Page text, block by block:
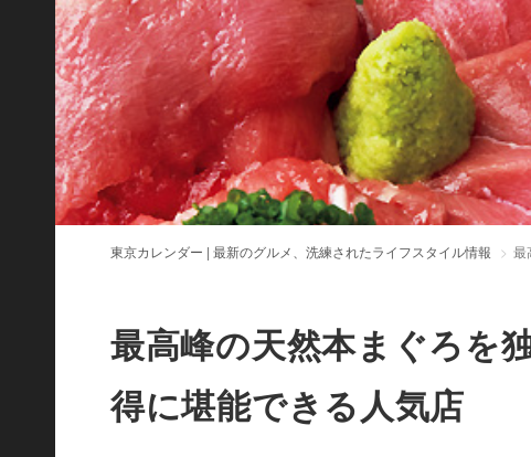
東京カレンダー | 最新のグルメ、洗練されたライフスタイル情報 最
最高峰の天然本まぐろを
得に堪能できる人気店